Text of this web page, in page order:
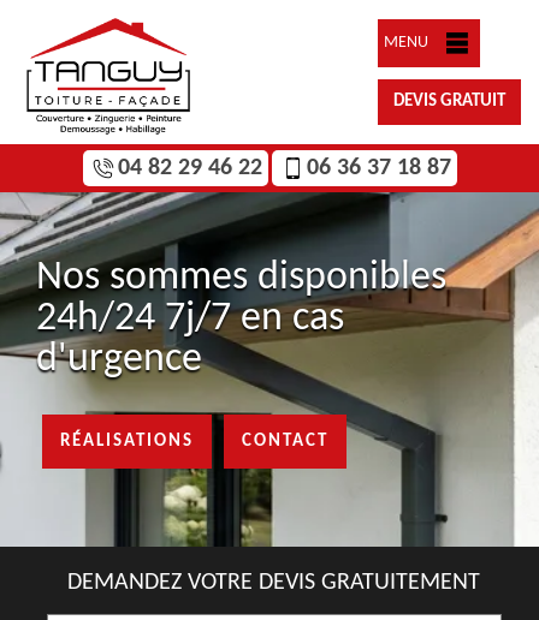
MENU
DEVIS GRATUIT
04 82 29 46 22 06 36 37 18 87
Nos sommes disponibles
24h/24 7j/7 en cas
d'urgence
RÉALISATIONS CONTACT
DEMANDEZ VOTRE DEVIS GRATUITEMENT